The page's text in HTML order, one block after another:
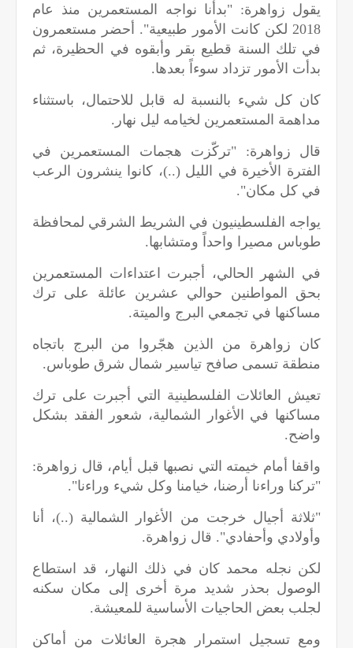
يقول زواهرة: "بدأنا نواجه المستعمرين منذ عام
2018 لكن كانت الأمور طبيعية". أحضر مستعمرون
في تلك السنة قطيع بقر وأبقوه في الحظيرة، ثم
بدأت الأمور تزداد سوءاً بعدها.
كان كل شيء بالنسبة له قابل للاحتمال، باستثناء
مداهمة المستعمرين لخيامه ليل نهار.
قال زواهرة: "تركّزت هجمات المستعمرين في
الفترة الأخيرة في الليل (..)، كانوا ينشرون الرعب
في كل مكان".
يواجه الفلسطينيون في الشريط الشرقي لمحافظة
طوباس مصيرا واحداً ومتشابها.
في الشهر الحالي، أجبرت اعتداءات المستعمرين
بحق المواطنين حوالي عشرين عائلة على ترك
مساكنها في تجمعي البرج والميتة.
كان زواهرة من الذين هجّروا من البرج باتجاه
منطقة تسمى صافح تياسير شمال شرق طوباس.
تعيش العائلات الفلسطينية التي أجبرت على ترك
مساكنها في الأغوار الشمالية، شعور الفقد بشكل
واضح.
واقفا أمام خيمته التي نصبها قبل أيام، قال زواهرة:
"تركنا وراءنا أرضنا، خيامنا وكل شيء وراءنا".
"ثلاثة أجيال خرجت من الأغوار الشمالية (..)، أنا
وأولادي وأحفادي". قال زواهرة.
لكن نجله محمد كان في ذلك النهار، قد استطاع
الوصول بحذر شديد مرة أخرى إلى مكان سكنه
لجلب بعض الحاجيات الأساسية للمعيشة.
ومع تسجيل استمرار هجرة العائلات من أماكن